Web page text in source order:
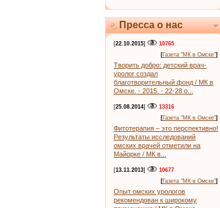
Пресса о нас
[22.10.2015]
10765
[Газета "МК в Омске"]
Творить добро: детский врач-
уролог создал
благотворительный фонд / МК в
Омске. - 2015. - 22-28 о...
[25.08.2014]
13316
[Газета "МК в Омске"]
Фитотерапия – это перспективно!
Результаты исследований
омских врачей отметили на
Майорке / МК в...
[13.11.2013]
10677
[Газета "МК в Омске"]
Опыт омских урологов
рекомендован к широкому